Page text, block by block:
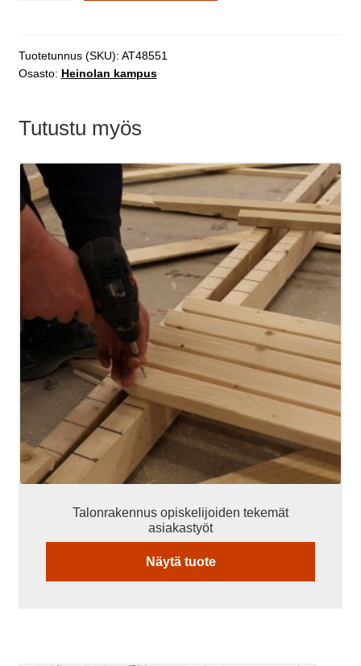
määrä
Tuotetunnus (SKU): AT48551
Osasto: Heinolan kampus
Tutustu myös
Talonrakennus opiskelijoiden tekemät
asiakastyöt
Näytä tuote